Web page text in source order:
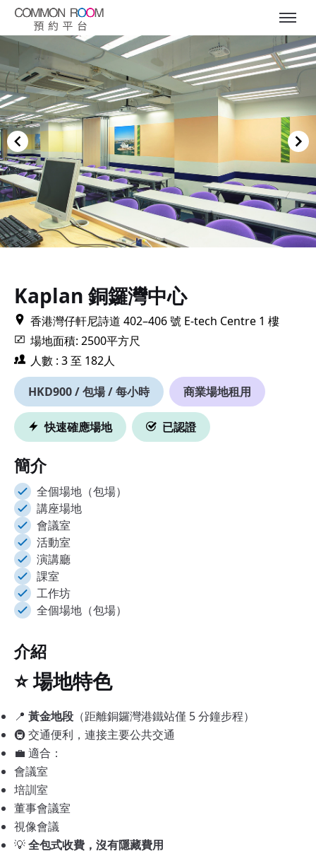
Kaplan 銅鑼灣中心
香港灣仔軒尼詩道 402–406 號 E-tech Centre 1 樓
場地面積: 2500平方尺
人數 : 3 至 182人
HKD900 / 包場 / 每小時
商業場地租用
快速確應場地 已認證
簡介
全個場地（包場）
講座場地
會議室
活動室
演講廳
課室
工作坊
全個場地（包場）
介紹
⭐ 場地特色
📍 黃金地段 （距離銅鑼灣港鐵站僅 5 分鐘步程）
🚇 交通便利，連接主要公共交通
💼 適合：
會議室
培訓室
董事會議室
視像會議
💡全包式收費，沒有隱藏費用